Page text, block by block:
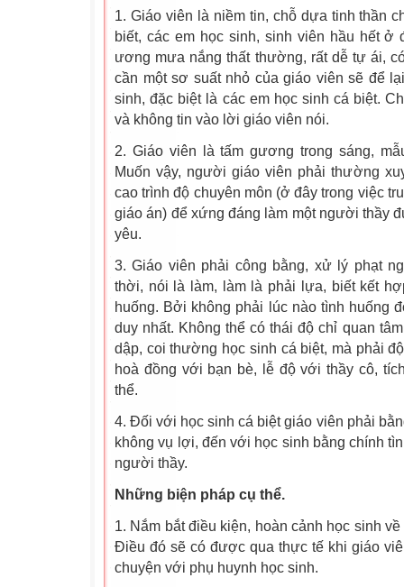
1. Giáo viên là niềm tin, chỗ dựa tinh thần
biết, các em học sinh, sinh viên hầu hết
ương mưa nắng thất thường, rất dễ tự ái,
cần một sơ suất nhỏ của giáo viên sẽ để
sinh, đặc biệt là các em học sinh cá biệt.
và không tin vào lời giáo viên nói.
2. Giáo viên là tấm gương trong sáng,
Muốn vậy, người giáo viên phải thường
cao trình độ chuyên môn (ở đây trong việc
giáo án) để xứng đáng làm một người thầy
yêu.
3. Giáo viên phải công bằng, xử lý phạt
thời, nói là làm, làm là phải lựa, biết kết
huống. Bởi không phải lúc nào tình huống
duy nhất. Không thể có thái độ chỉ quan
dập, coi thường học sinh cá biệt, mà phải
hoà đồng với bạn bè, lễ độ với thầy cô,
thể.
4. Đối với học sinh cá biệt giáo viên phải
không vụ lợi, đến với học sinh bằng chính
người thầy.
Những biện pháp cụ thể.
1. Nắm bắt điều kiện, hoàn cảnh học sinh
Điều đó sẽ có được qua thực tế khi giáo
chuyện với phụ huynh học sinh.